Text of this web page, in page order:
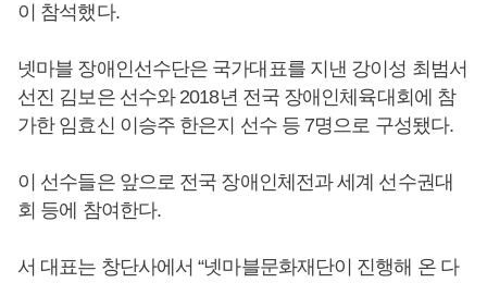
이 참석했다.
넷마블 장애인선수단은 국가대표를 지낸 강이성 최범서
선진 김보은 선수와 2018년 전국 장애인체육대회에 참
가한 임효신 이승주 한은지 선수 등 7명으로 구성됐다.
이 선수들은 앞으로 전국 장애인체전과 세계 선수권대
회 등에 참여한다.
서 대표는 창단사에서 “넷마블문화재단이 진행해 온 다